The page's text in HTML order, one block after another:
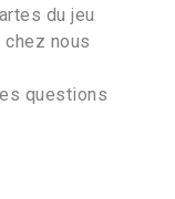
du jeu
nous
questions